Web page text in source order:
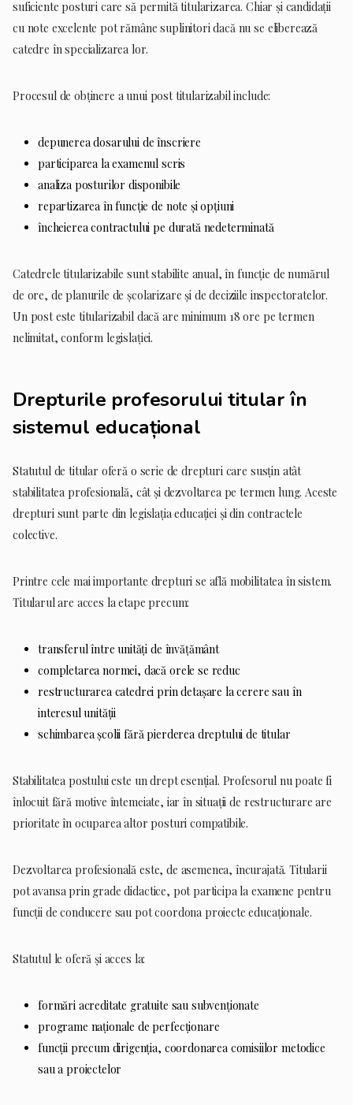
suficiente posturi care să permită titularizarea. Chiar și candidații
cu note excelente pot rămâne suplinitori dacă nu se eliberează
catedre în specializarea lor.
Procesul de obținere a unui post titularizabil include:
depunerea dosarului de înscriere
participarea la examenul scris
analiza posturilor disponibile
repartizarea în funcție de note și opțiuni
încheierea contractului pe durată nedeterminată
Catedrele titularizabile sunt stabilite anual, în funcție de numărul
de ore, de planurile de școlarizare și de deciziile inspectoratelor.
Un post este titularizabil dacă are minimum 18 ore pe termen
nelimitat, conform legislației.
Drepturile profesorului titular în
sistemul educațional
Statutul de titular oferă o serie de drepturi care susțin atât
stabilitatea profesională, cât și dezvoltarea pe termen lung. Aceste
drepturi sunt parte din legislația educației și din contractele
colective.
Printre cele mai importante drepturi se află mobilitatea în sistem.
Titularul are acces la etape precum:
transferul între unități de învățământ
completarea normei, dacă orele se reduc
restructurarea catedrei prin detașare la cerere sau în
interesul unității
schimbarea școlii fără pierderea dreptului de titular
Stabilitatea postului este un drept esențial. Profesorul nu poate fi
înlocuit fără motive întemeiate, iar în situații de restructurare are
prioritate în ocuparea altor posturi compatibile.
Dezvoltarea profesională este, de asemenea, încurajată. Titularii
pot avansa prin grade didactice, pot participa la examene pentru
funcții de conducere sau pot coordona proiecte educaționale.
Statutul le oferă și acces la:
formări acreditate gratuite sau subvenționate
programe naționale de perfecționare
funcții precum dirigenția, coordonarea comisiilor metodice
sau a proiectelor